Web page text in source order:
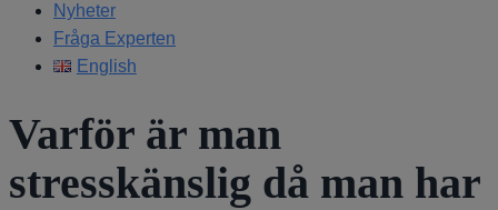
Nyheter
Fråga Experten
English
Varför är man
stresskänslig då man har